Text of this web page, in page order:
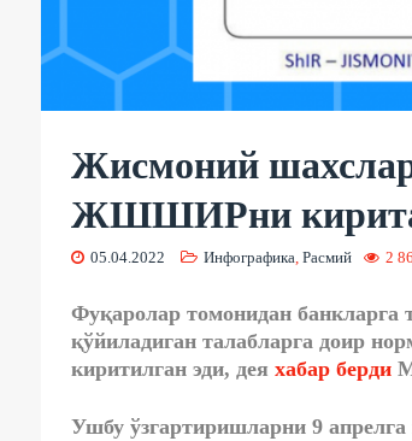
Жисмоний
ЖШШИРни
05.04.2022 Инфографика, Расмий 2
Фуқаролар томонидан
қўйиладиган талабларга доир
киритилган эди, дея хабар берди
Ушбу ўзгартиришларни 9